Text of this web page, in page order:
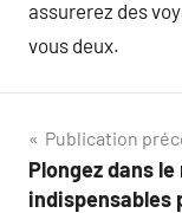
assurerez des
vous deux.
de
Publication
Plongez dans
indispensables